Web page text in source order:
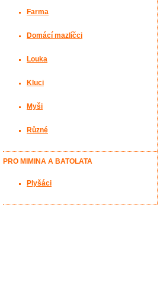
Farma
Domácí mazlíčci
Louka
Kluci
Myši
Různé
PRO MIMINA A BATOLATA
Plyšáci